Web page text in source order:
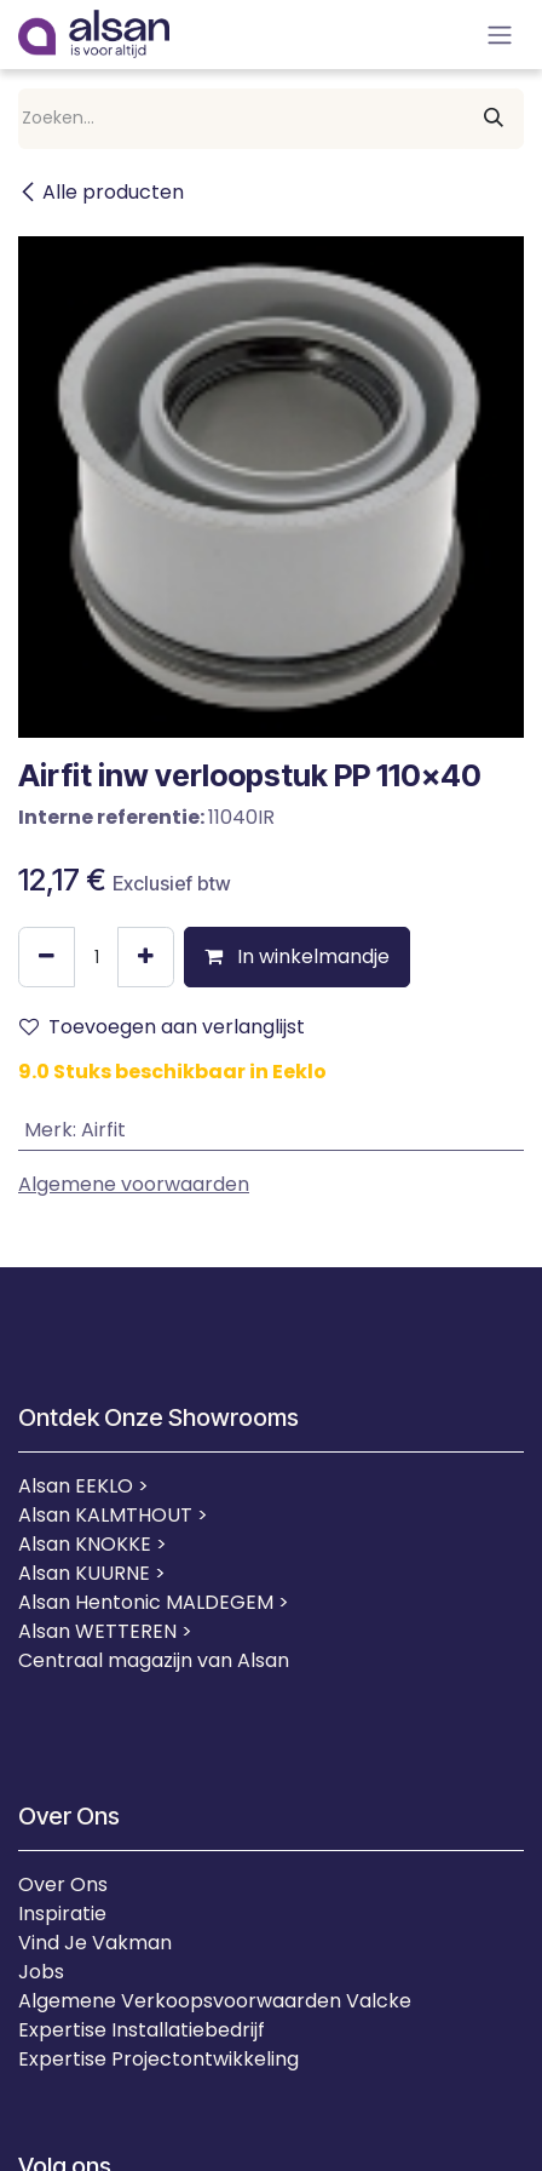
Overslaan naar inhoud
Alle producten
Airfit inw verloopstuk PP 110x40
Interne referentie:11040IR
12,17 € Exclusief btw
In winkelmandje
Toevoegen aan verlanglijst
9.0 Stuks beschikbaar in Eeklo
Merk: Airfit
Algemene voorwaarden
Ontdek Onze Showrooms
Alsan EEKLO >
Alsan KALMTHOUT >
Alsan KNOKKE >
Alsan KUURNE >
Alsan Hentonic MALDEGEM >
Alsan WETTEREN >
Centraal magazijn van Alsan
Over Ons
Over Ons
Inspiratie
Vind Je Vakman
Jobs
Algemene Verkoopsvoorwaarden Valcke
Expertise Installatiebedrijf
Expertise Projectontwikkeling